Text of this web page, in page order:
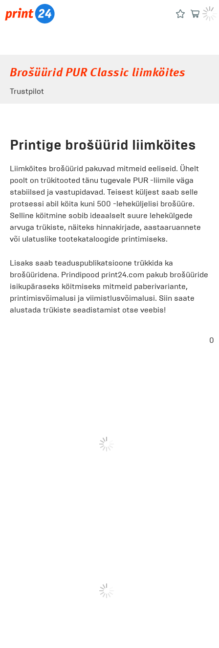
Brošüürid PUR Classic liimköites
Trustpilot
Printige brošüürid liimköites
Liimköites brošüürid pakuvad mitmeid eeliseid. Ühelt
poolt on trükitooted tänu tugevale PUR -liimile väga
stabiilsed ja vastupidavad. Teisest küljest saab selle
protsessi abil köita kuni 500 -leheküljelisi brošüüre.
Selline köitmine sobib ideaalselt suure lehekülgede
arvuga trükiste, näiteks hinnakirjade, aastaaruannete
või ulatuslike tootekataloogide printimiseks.
Lisaks saab teaduspublikatsioone trükkida ka
brošüüridena. Prindipood print24.com pakub brošüüride
isikupäraseks köitmiseks mitmeid paberivariante,
printimisvõimalusi ja viimistlusvõimalusi. Siin saate
alustada trükiste seadistamist otse veebis!
0